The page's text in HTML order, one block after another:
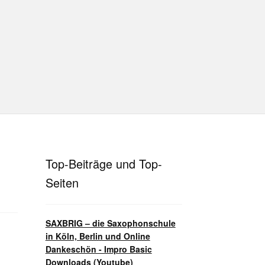
Unterrichtsbedingungen (AGBs)
Top-Beiträge und Top-
Seiten
SAXBRIG – die Saxophonschule
in Köln, Berlin und Online
Dankeschön - Impro Basic
Downloads (Youtube)